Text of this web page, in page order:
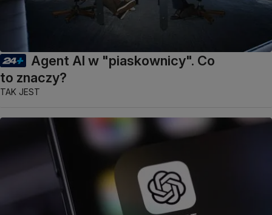
Agent AI w "piaskownicy". Co
to znaczy?
TAK JEST